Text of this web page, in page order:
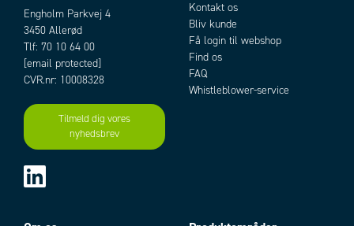
Add to existing cart row
Engholm Parkvej 4
3450 Allerød
Tlf: 70 10 64 00
[email protected]
CVR.nr: 10008328
Tilmeld dig vores
nyhedsbrev
Kontakt os
Bliv kunde
Få login til webshop
Find os
FAQ
Whistleblower-service